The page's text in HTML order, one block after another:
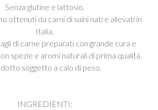
​Senza glutine e lattosio.
ottenuti da carni di suini nati e allevati in
Italia,
di carne preparati con grande cura e
spezie e aromi naturali di prima qualità.
soggetto a calo di peso.
INGREDIENTI: